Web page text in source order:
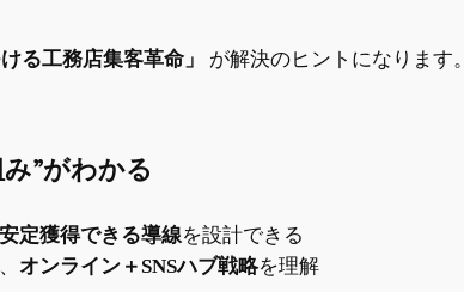
る工務店集客革命」
が解決のヒントになります。
”がわかる
定獲得できる導線を設計できる
オンライン＋SNSハブ戦略を理解